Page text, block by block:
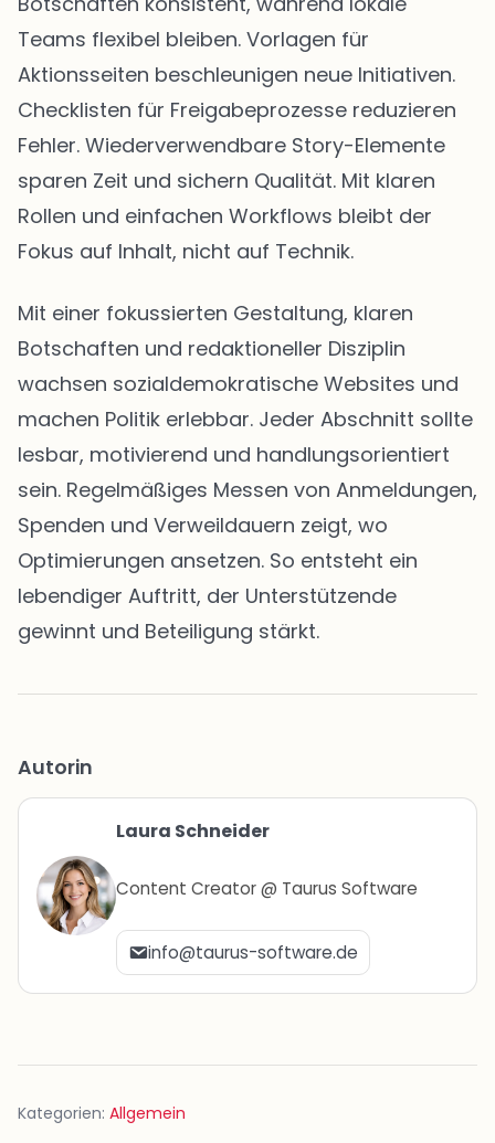
Teams flexibel bleiben. Vorlagen für
Aktionsseiten beschleunigen neue Initiativen.
Checklisten für Freigabeprozesse reduzieren
Fehler. Wiederverwendbare Story-Elemente
sparen Zeit und sichern Qualität. Mit klaren
Rollen und einfachen Workflows bleibt der
Fokus auf Inhalt, nicht auf Technik.
Mit einer fokussierten Gestaltung, klaren
Botschaften und redaktioneller Disziplin
wachsen sozialdemokratische Websites und
machen Politik erlebbar. Jeder Abschnitt sollte
lesbar, motivierend und handlungsorientiert
sein. Regelmäßiges Messen von Anmeldungen,
Spenden und Verweildauern zeigt, wo
Optimierungen ansetzen. So entsteht ein
lebendiger Auftritt, der Unterstützende
gewinnt und Beteiligung stärkt.
Autorin
Laura Schneider
Content Creator @ Taurus Software
info@taurus-software.de
Kategorien: Allgemein